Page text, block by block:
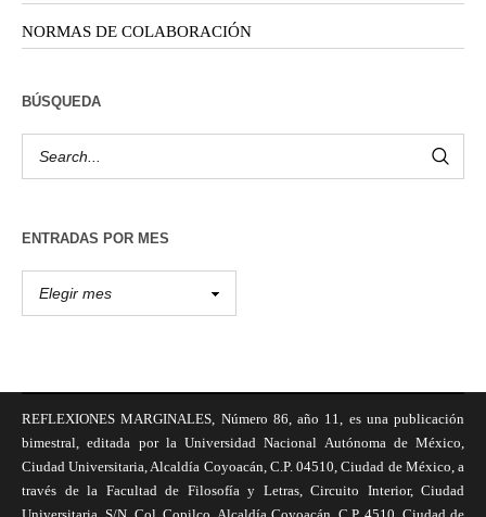
NORMAS DE COLABORACIÓN
BÚSQUEDA
ENTRADAS POR MES
REFLEXIONES MARGINALES, Número 86, año 11, es una publicación
bimestral, editada por la Universidad Nacional Autónoma de México,
Ciudad Universitaria, Alcaldía Coyoacán, C.P. 04510, Ciudad de México, a
través de la Facultad de Filosofía y Letras, Circuito Interior, Ciudad